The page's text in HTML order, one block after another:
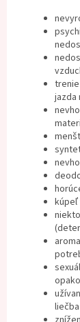
jazda
kúpeľ